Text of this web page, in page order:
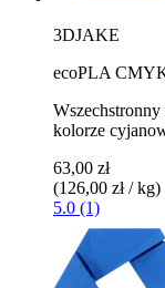
3DJAKE
ecoPLA
kolorze
63,00 zł
(126,00 zł / kg)
5.0 (1)